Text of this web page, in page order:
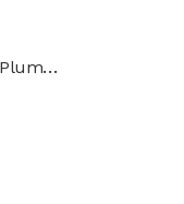
Lente ARROW Grey Lens/Crystal Plum Frame WileyX CCARR02